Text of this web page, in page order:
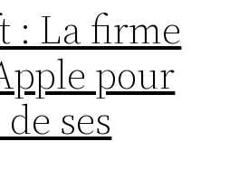
: La firme
pour
ses